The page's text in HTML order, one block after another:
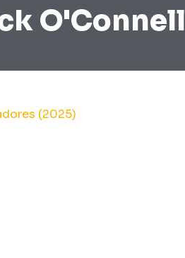
O'Connell